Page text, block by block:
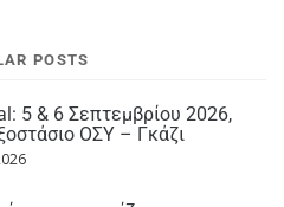
POSTS
5 & 6 Σεπτεμβρίου 2026,
ΟΣΥ – Γκάζι